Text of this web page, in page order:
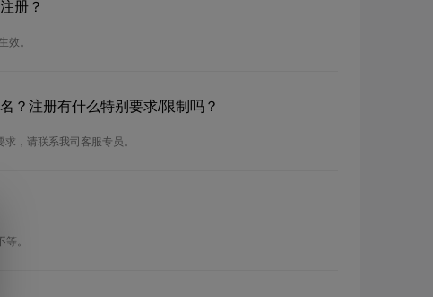
册？
效。
？注册有什么特别要求/限制吗？
，请联系我司客服专员。
。